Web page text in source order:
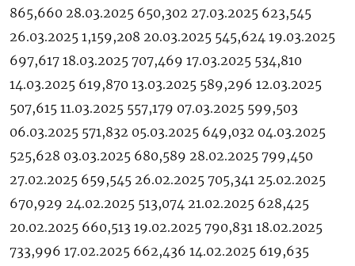
865,660 28.03.2025 650,302 27.03.2025 623,545
26.03.2025 1,159,208 20.03.2025 545,624 19.03.2025
697,617 18.03.2025 707,469 17.03.2025 534,810
14.03.2025 619,870 13.03.2025 589,296 12.03.2025
507,615 11.03.2025 557,179 07.03.2025 599,503
06.03.2025 571,832 05.03.2025 649,032 04.03.2025
525,628 03.03.2025 680,589 28.02.2025 799,450
27.02.2025 659,545 26.02.2025 705,341 25.02.2025
670,929 24.02.2025 513,074 21.02.2025 628,425
20.02.2025 660,513 19.02.2025 790,831 18.02.2025
733,996 17.02.2025 662,436 14.02.2025 619,635